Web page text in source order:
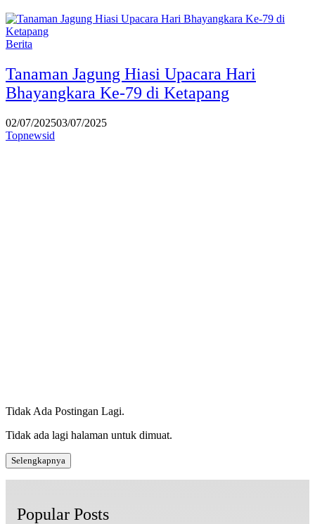
Berita
Tanaman Jagung Hiasi Upacara Hari
Bhayangkara Ke-79 di Ketapang
02/07/202503/07/2025
Topnewsid
Tidak Ada Postingan Lagi.
Tidak ada lagi halaman untuk dimuat.
Selengkapnya
Popular Posts